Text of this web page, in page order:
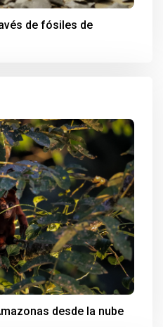
de fósiles de
desde la nube